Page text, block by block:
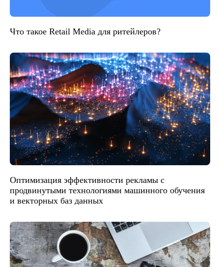
Что такое Retail Media для ритейлеров?
Оптимизация эффективности рекламы с
продвинутыми технологиями машинного обучения
и векторных баз данных